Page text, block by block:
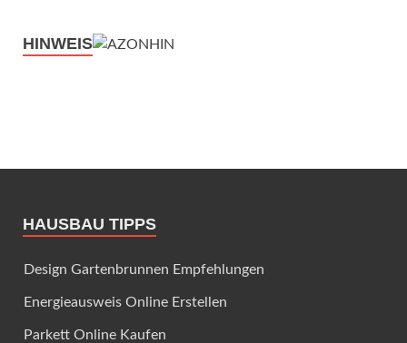
HINWEIS
HAUSBAU TIPPS
Design Gartenbrunnen Empfehlungen
Energieausweis Online Erstellen
Parkett Online Kaufen